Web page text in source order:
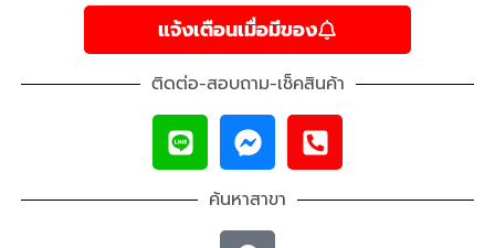
แจ้งเตือนเมื่อมีของ
ติดต่อ-สอบถาม-เช็คสินค้า
ค้นหาสาขา